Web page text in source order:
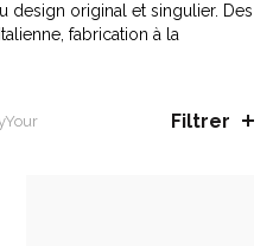
design original et singulier. Des
fabrication à la
Filtrer